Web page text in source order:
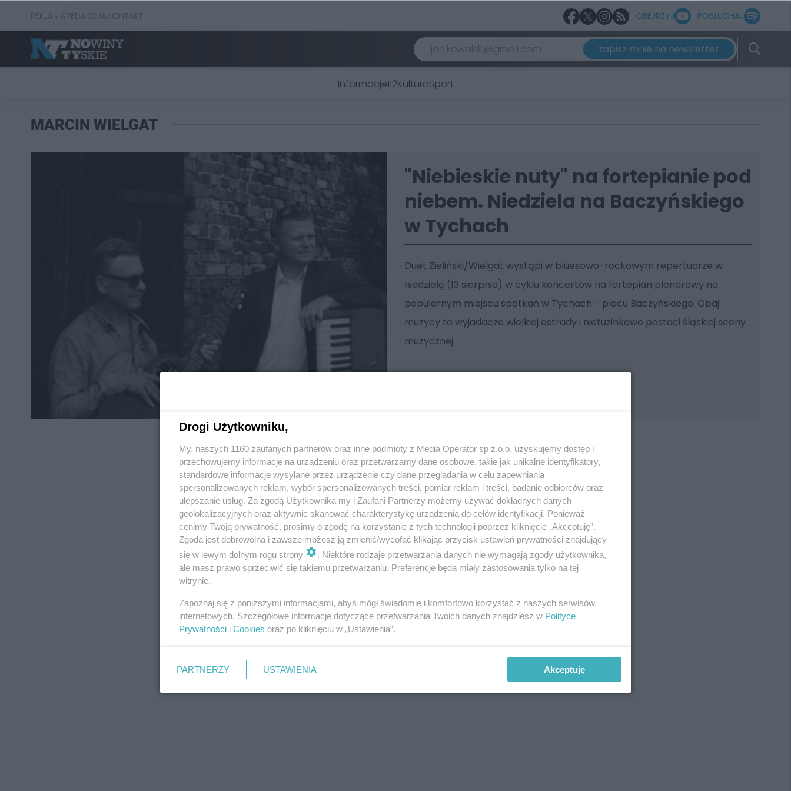
REKLAMAREDAKCJAKONTAKT OBEJRZYJ POSŁUCHAJ
zapisz mnie na newsletter
Informacje112KulturaSport
MARCIN WIELGAT
"Niebieskie nuty" na fortepianie pod
niebem. Niedziela na Baczyńskiego
w Tychach
Duet Zieliński/Wielgat wystąpi w bluesowo-rockowym repertuarze w
niedzielę (13 sierpnia) w cyklu koncertów na fortepian plenerowy na
popularnym miejscu spotkań w Tychach - placu Baczyńskiego. Obaj
muzycy to wyjadacze wielkiej estrady i nietuzinkowe postaci śląskiej sceny
muzycznej.
REKLAMA REKLAMA
Drogi Użytkowniku,
My, naszych 1160 zaufanych partnerów oraz inne podmioty z Media Operator sp z.o.o. uzyskujemy dostęp i
przechowujemy informacje na urządzeniu oraz przetwarzamy dane osobowe, takie jak unikalne identyfikatory,
standardowe informacje wysyłane przez urządzenie czy dane przeglądania w celu zapewniania
spersonalizowanych reklam, wybór spersonalizowanych treści, pomiar reklam i treści, badanie odbiorców oraz
ulepszanie usług. Za zgodą Użytkownika my i Zaufani Partnerzy możemy używać dokładnych danych
geolokalizacyjnych oraz aktywnie skanować charakterystykę urządzenia do celów identyfikacji. Ponieważ
cenimy Twoją prywatność, prosimy o zgodę na korzystanie z tych technologii poprzez kliknięcie „Akceptuję”.
Zgoda jest dobrowolna i zawsze możesz ją zmienić/wycofać klikając przycisk ustawień prywatności znajdujący
się w lewym dolnym rogu strony
. Niektóre rodzaje przetwarzania danych nie wymagają zgody użytkownika,
ale masz prawo sprzeciwić się takiemu przetwarzaniu. Preferencje będą miały zastosowania tylko na tej
witrynie.
Zapoznaj się z poniższymi informacjami, abyś mógł świadomie i komfortowo korzystać z naszych serwisów
internetowych. Szczegółowe informacje dotyczące przetwarzania Twoich danych znajdziesz w Polityce
Prywatności i Cookies oraz po kliknięciu w „Ustawienia”.
PARTNERZY USTAWIENIA Akceptuję